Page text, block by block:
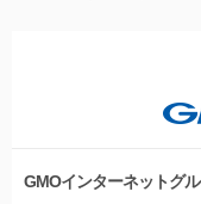
GMOインターネットグ